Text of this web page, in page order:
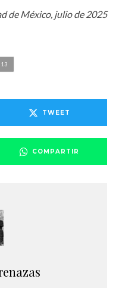
de México, julio de 2025
TWEET
COMPARTIR